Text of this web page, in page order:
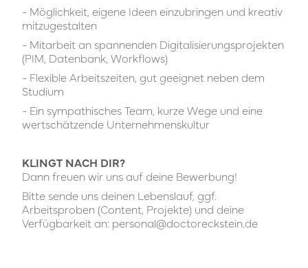
- Möglichkeit, eigene Ideen einzubringen und kreativ
mitzugestalten
- Mitarbeit an spannenden Digitalisierungsprojekten
(PIM, Datenbank, Workflows)
- Flexible Arbeitszeiten, gut geeignet neben dem
Studium
- Ein sympathisches Team, kurze Wege und eine
wertschätzende Unternehmenskultur
KLINGT NACH DIR?
Dann freuen wir uns auf deine Bewerbung!
Bitte sende uns deinen Lebenslauf, ggf.
Arbeitsproben (Content, Projekte) und deine
Verfügbarkeit an: personal@doctoreckstein.de